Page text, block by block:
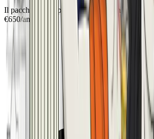
Il pacchetto completo per professionisti
€650/anno